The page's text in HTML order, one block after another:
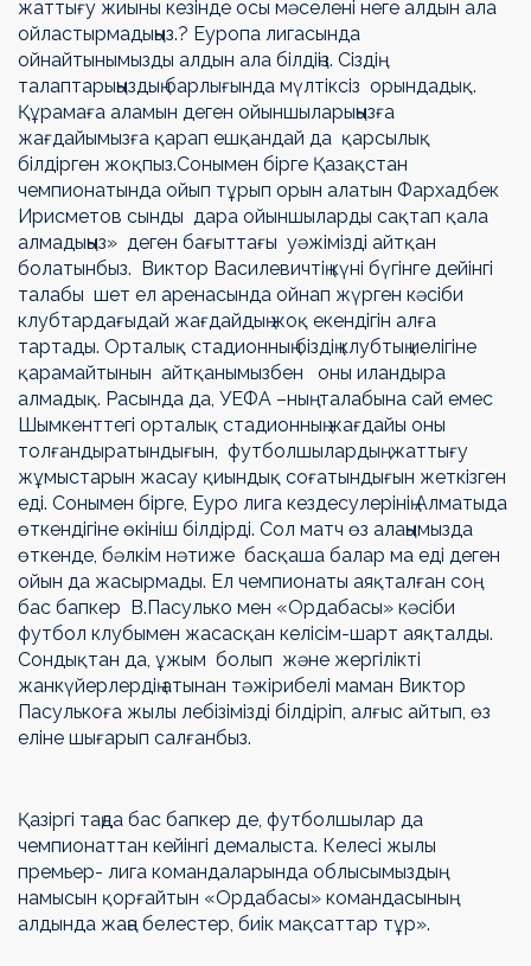
жаттығу жиыны кезінде осы мәселені неге алдын ала
ойластырмадыңыз.? Еуропа лигасында
ойнайтынымызды алдын ала білдіңіз. Сіздің
талаптарыңыздың барлығында мүлтіксіз орындадық.
Құрамаға аламын деген ойыншыларыңызға
жағдайымызға қарап ешқандай да қарсылық
білдірген жоқпыз.Сонымен бірге Қазақстан
чемпионатында ойып тұрып орын алатын Фархадбек
Ирисметов сынды дара ойыншыларды сақтап қала
алмадыңыз» деген бағыттағы уәжімізді айтқан
болатынбыз. Виктор Василевичтің күні бүгінге дейінгі
талабы шет ел аренасында ойнап жүрген кәсіби
клубтардағыдай жағдайдың жоқ екендігін алға
тартады. Орталық стадионның біздің клубтың иелігіне
қарамайтынын айтқанымызбен оны иландыра
алмадық. Расында да, УЕФА –ның талабына сай емес
Шымкенттегі орталық стадионның жағдайы оны
толғандыратындығын, футболшылардың жаттығу
жұмыстарын жасау қиындық соғатындығын жеткізген
еді. Сонымен бірге, Еуро лига кездесулерінің Алматыда
өткендігіне өкініш білдірді. Сол матч өз алаңымызда
өткенде, бәлкім нәтиже басқаша балар ма еді деген
ойын да жасырмады. Ел чемпионаты аяқталған соң
бас бапкер В.Пасулько мен «Ордабасы» кәсіби
футбол клубымен жасасқан келісім-шарт аяқталды.
Сондықтан да, ұжым болып және жергілікті
жанкүйерлердің атынан тәжірибелі маман Виктор
Пасулькоға жылы лебізімізді білдіріп, алғыс айтып, өз
еліне шығарып салғанбыз.
Қазіргі таңда бас бапкер де, футболшылар да
чемпионаттан кейінгі демалыста. Келесі жылы
премьер- лига командаларында облысымыздың
намысын қорғайтын «Ордабасы» командасының
алдында жаңа белестер, биік мақсаттар тұр».